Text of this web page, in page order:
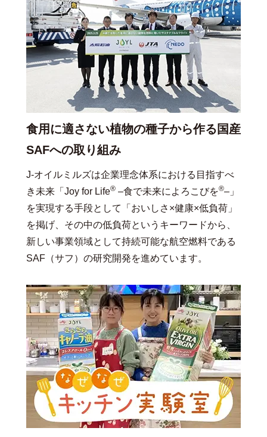
食用に適さない植物の種子から作る国産
SAFへの取り組み
J-オイルミルズは企業理念体系における目指すべ
き未来「Joy for Life® –食で未来によろこびを®–」
を実現する手段として「おいしさ×健康×低負荷」
を掲げ、その中の低負荷というキーワードから、
新しい事業領域として持続可能な航空燃料である
SAF（サフ）の研究開発を進めています。